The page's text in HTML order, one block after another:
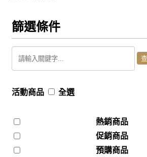
篩選條件
活動商品 全選
熱銷商品
促銷商品
預購商品